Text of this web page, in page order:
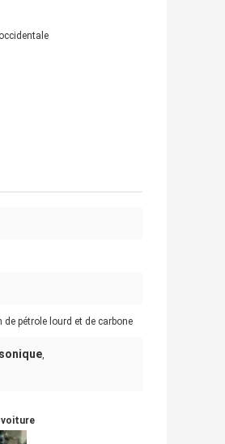
de pétrole lourd et de carbone
,
voiture